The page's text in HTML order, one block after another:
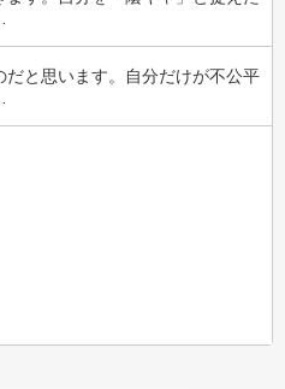
と思います。自分だけが不公平